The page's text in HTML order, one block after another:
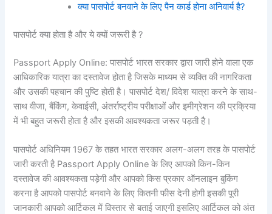
क्या पासपोर्ट बनवाने के लिए पैन कार्ड होना अनिवार्य है?
पासपोर्ट क्या होता है और ये क्यों जरूरी है ?
Passport Apply Online: पासपोर्ट भारत सरकार द्वारा जारी होने वाला एक
आधिकारिक यात्रा का दस्तावेज होता है जिसके माध्यम से व्यक्ति की नागरिकता
और उसकी पहचान की पुष्टि होती है। पासपोर्ट देश/ विदेश यात्रा करने के साथ-
साथ वीजा, बैंकिंग, केवाईसी, अंतर्राष्ट्रीय परीक्षाओं और इमीग्रेशन की प्रक्रिया
में भी बहुत जरूरी होता है और इसकी आवश्यकता जरूर पड़ती है।
पासपोर्ट अधिनियम 1967 के तहत भारत सरकार अलग-अलग तरह के पासपोर्ट
जारी करती है Passport Apply Online के लिए आपको किन-किन
दस्तावेज की आवश्यकता पड़ेगी और आपको किस प्रकार ऑनलाइन बुकिंग
करना है आपको पासपोर्ट बनवाने के लिए कितनी फीस देनी होगी इसकी पूरी
जानकारी आपको आर्टिकल में विस्तार से बताई जाएगी इसलिए आर्टिकल को अंत